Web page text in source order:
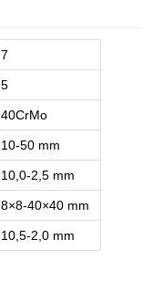
7
5
40CrMo
10-50 mm
10,0-2,5 mm
8×8-40×40 mm
10,5-2,0 mm